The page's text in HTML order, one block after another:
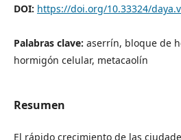
DOI: https://doi.org/10.33324/
Palabras clave: aserrín, bloque de
hormigón celular, metacaolín
Resumen
El rápido crecimiento de las